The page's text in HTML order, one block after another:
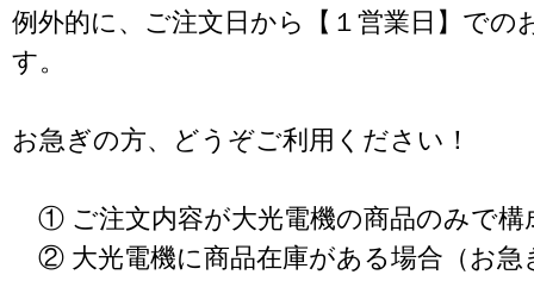
例外的に、ご注文日から【１営業日】での
す。
お急ぎの方、どうぞご利用ください！
① ご注文内容が大光電機の商品のみで構
② 大光電機に商品在庫がある場合（お急